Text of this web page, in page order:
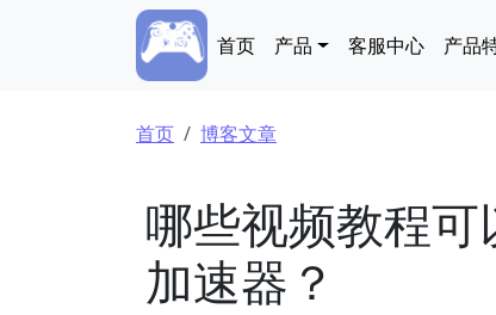
Main navigation
首页 产品 客服中心 产品
面包屑
首页 博客文章
哪些视频教程
加速器？